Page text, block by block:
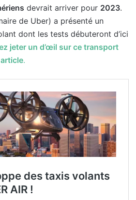
devrait arriver pour 2023.
de Uber) a présenté un
dont les tests débuteront d’ici
jeter un d’œil sur ce transport
.